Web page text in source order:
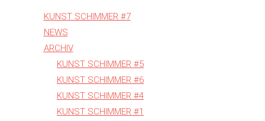
KUNST SCHIMMER #7
NEWS
ARCHIV
KUNST SCHIMMER #5
KUNST SCHIMMER #6
KUNST SCHIMMER #4
KUNST SCHIMMER #1